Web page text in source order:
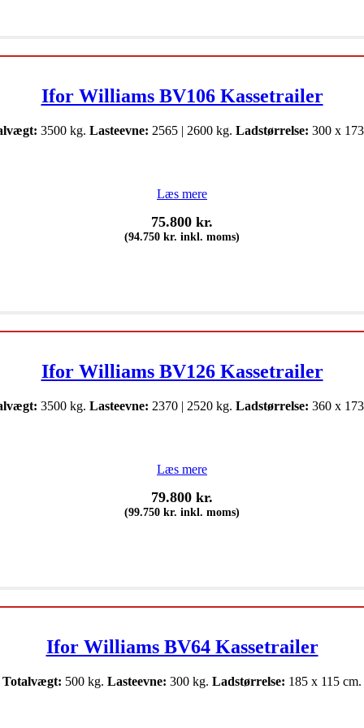
Ifor Williams BV106 Kassetrailer
3500 kg. Lasteevne: 2565 | 2600 kg. Ladstørrelse: 300 x
Læs mere
75.800 kr.
(94.750 kr. inkl. moms)
Ifor Williams BV126 Kassetrailer
3500 kg. Lasteevne: 2370 | 2520 kg. Ladstørrelse: 360 x
Læs mere
79.800 kr.
(99.750 kr. inkl. moms)
Ifor Williams BV64 Kassetrailer
Totalvægt: 500 kg. Lasteevne: 300 kg. Ladstørrelse: 185 x 115 cm.